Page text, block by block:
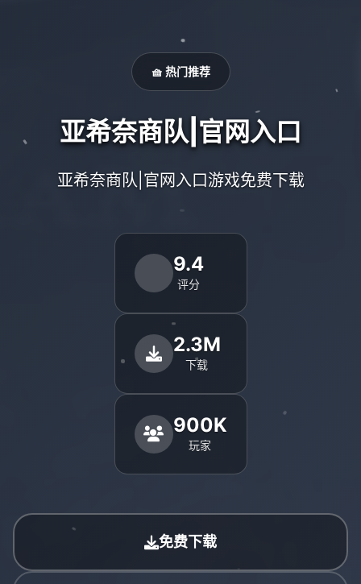
🧺 热门推荐
亚希奈商队|官网入口
亚希奈商队|官网入口游戏免费下载
9.4
评分
2.3M
下载
900K
玩家
免费下载